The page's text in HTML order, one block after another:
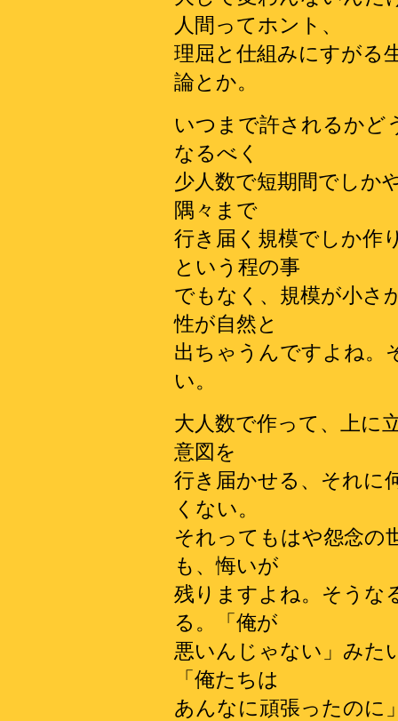
人間ってホント、
理屈と仕組みにすがる
論とか。
いつまで許されるかど
なるべく
少人数で短期間でしか
隅々まで
行き届く規模でしか作
という程の事
でもなく、規模が小さ
性が自然と
出ちゃうんですよね。
い。
大人数で作って、上に
意図を
行き届かせる、それに
くない。
それってもはや怨念の
も、悔いが
残りますよね。そうな
る。「俺が
悪いんじゃない」みた
「俺たちは
あんなに頑張ったのに